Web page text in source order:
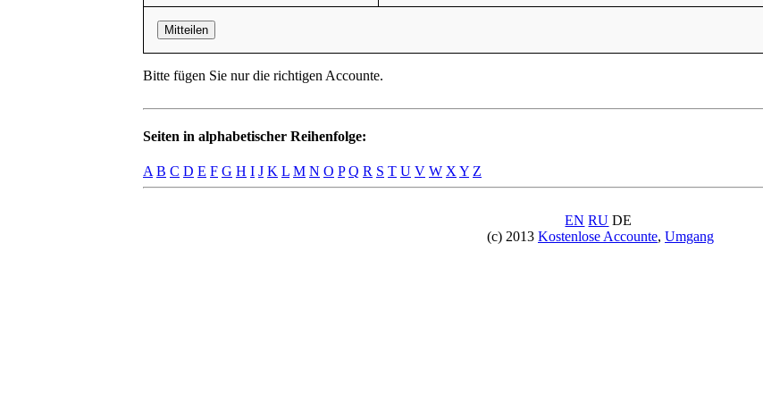
Mitteilen
Bitte fügen Sie nur die richtigen Accounte.
Seiten in alphabetischer Reihenfolge:
A B C D E F G H I J K L M N O P Q R S T U V W XY Z
EN RU DE
(c) 2013 Kostenlose Accounte, Umgang